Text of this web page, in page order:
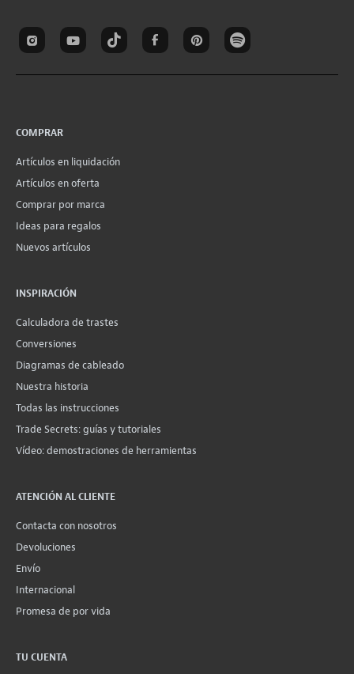
COMPRAR
Artículos en liquidación
Artículos en oferta
Comprar por marca
Ideas para regalos
Nuevos artículos
INSPIRACIÓN
Calculadora de trastes
Conversiones
Diagramas de cableado
Nuestra historia
Todas las instrucciones
Trade Secrets: guías y tutoriales
Vídeo: demostraciones de herramientas
ATENCIÓN AL CLIENTE
Contacta con nosotros
Devoluciones
Envío
Internacional
Promesa de por vida
TU CUENTA